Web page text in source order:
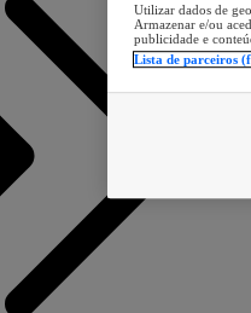
Utilizar dados de
Armazenar e/ou
publicidade e
Lista de parceiros